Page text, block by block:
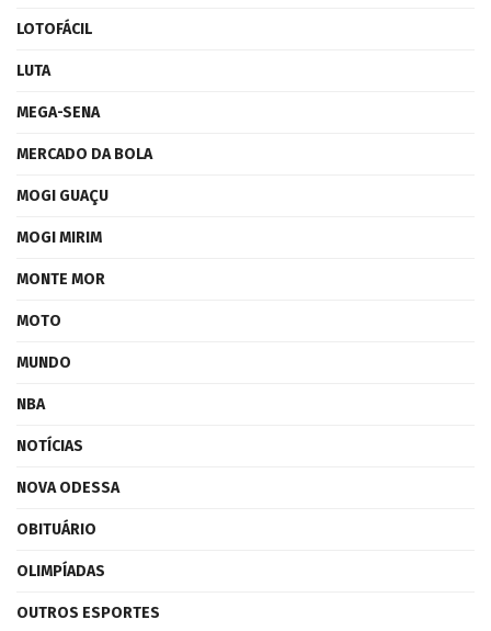
LOTOFÁCIL
LUTA
MEGA-SENA
MERCADO DA BOLA
MOGI GUAÇU
MOGI MIRIM
MONTE MOR
MOTO
MUNDO
NBA
NOTÍCIAS
NOVA ODESSA
OBITUÁRIO
OLIMPÍADAS
OUTROS ESPORTES